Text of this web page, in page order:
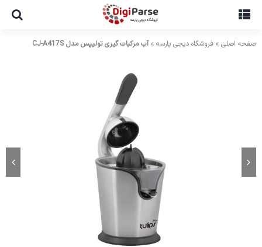
صفحه اصلی » فروشگاه دیجی پارسه »آب مرکبات گیری تولیپس مدل CJ-A417S